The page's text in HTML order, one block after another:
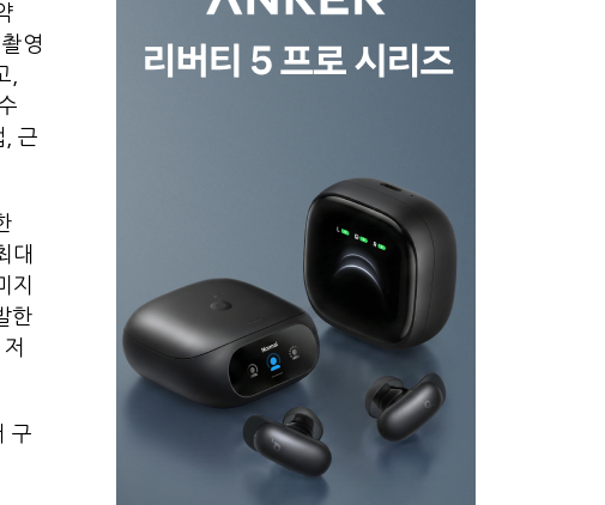
영
,
, 근
대
지
한
구